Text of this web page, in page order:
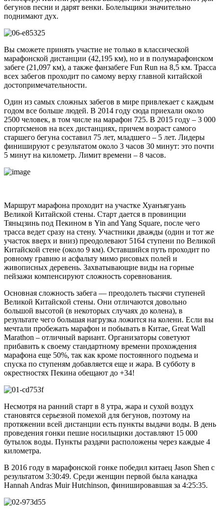
бегунов песни и дарят венки. Болельщики значительно
поднимают дух.
Вы сможете принять участие не только в классической
марафонской дистанции (42,195 км), но и в полумарафонском
забеге (21,097 км), а также фанзабеге Fun Run на 8,5 км. Трасса
всех забегов проходит по самому верху главной китайской
достопримечательности.
Один из самых сложных забегов в мире привлекает с каждым
годом все больше людей. В 2014 году сюда приехали около
2500 человек, в том числе на марафон 725. В 2015 году – 3 000
спортсменов на всех дистанциях, причем возраст самого
старшего бегуна составил 75 лет, младшего – 5 лет. Лидеры
финишируют с результатом около 3 часов 30 минут: это почти
5 минут на километр. Лимит времени – 8 часов.
Маршрут марафона проходит на участке Хуанъягуань
Великой Китайской стены. Старт дается в провинции
Тяньцзинь под Пекином в Yin and Yang Square, после чего
трасса ведет сразу на стену. Участники дважды (один и тот же
участок вверх и вниз) преодолевают 5164 ступени по Великой
Китайской стене (около 9 км). Оставшийся путь проходит по
ровному гравию и асфальту мимо рисовых полей и
живописных деревень. Захватывающие виды на горные
пейзажи компенсируют сложность соревнования.
Основная сложность забега — преодолеть тысячи ступеней
Великой Китайской стены. Они отличаются довольно
большой высотой (в некоторых случаях до колена), в
результате чего большая нагрузка ложится на колени. Если вы
мечтали пробежать марафон и побывать в Китае, Great Wall
Marathon – отличный вариант. Организаторы советуют
прибавить к своему стандартному времени прохождения
марафона еще 50%, так как кроме постоянного подъема и
спуска по ступеням добавляется еще и жара. В субботу в
окрестностях Пекина обещают до +34!
Несмотря на ранний старт в 8 утра, жара и сухой воздух
становятся серьезной помехой для бегунов, поэтому на
протяжении всей дистанции есть пункты выдачи воды. В день
проведения гонки пешие носильщики доставляют 15 000
бутылок воды. Пункты раздачи расположены через каждые 4
километра.
В 2016 году в марафонской гонке победил китаец Jason Shen с
результатом 3:30:49. Среди женщин первой была канадка
Hannah Andras Muir Hutchinson, финишировавшая за 4:25:35.